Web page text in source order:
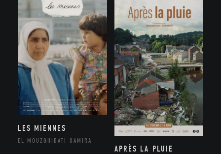
LES MIENNES
EL MOUZGHIBATI SAMIRA
APRÈS LA PLUIE